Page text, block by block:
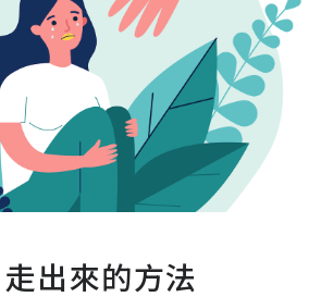
出來的方法